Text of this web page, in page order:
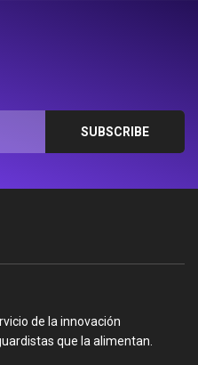
de la innovación
que la alimentan.